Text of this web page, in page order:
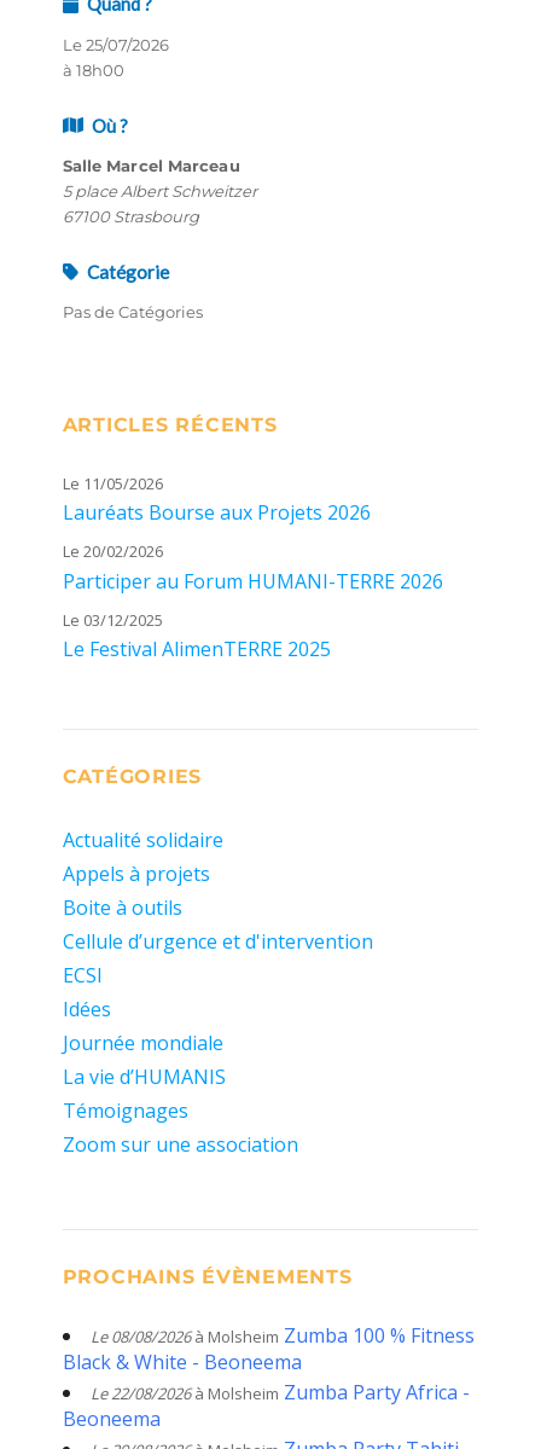
Le 25/07/2026
à 18h00
Où ?
Salle Marcel Marceau
5 place Albert Schweitzer
67100 Strasbourg
Catégorie
Pas de Catégories
ARTICLES RÉCENTS
Le 11/05/2026
Lauréats Bourse aux Projets 2026
Le 20/02/2026
Participer au Forum HUMANI-TERRE 2026
Le 03/12/2025
Le Festival AlimenTERRE 2025
CATÉGORIES
Actualité solidaire
Appels à projets
Boite à outils
Cellule d’urgence et d'intervention
ECSI
Idées
Journée mondiale
La vie d’HUMANIS
Témoignages
Zoom sur une association
PROCHAINS ÉVÈNEMENTS
Le 08/08/2026à Molsheim Zumba 100 % Fitness
Black & White - Beoneema
Le 22/08/2026à Molsheim Zumba Party Africa -
Beoneema